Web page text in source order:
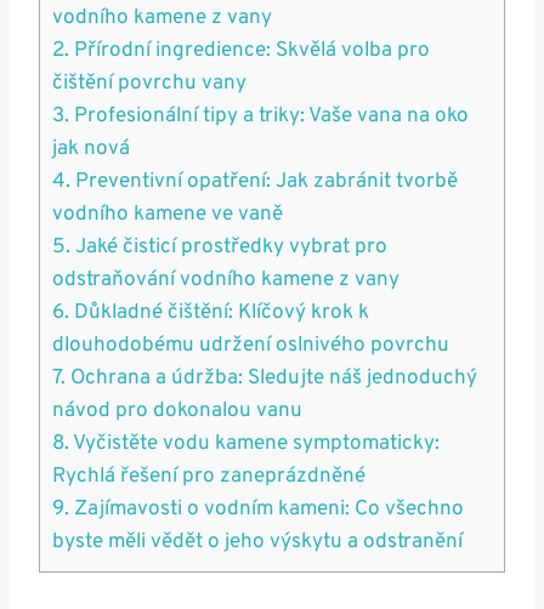
vodního kamene z vany
2. Přírodní ingredience: Skvělá volba pro
čištění povrchu vany
3. Profesionální tipy a triky: Vaše vana na oko
jak nová
4. Preventivní opatření: Jak zabránit tvorbě
vodního kamene ve vaně
5. Jaké čisticí prostředky vybrat pro
odstraňování vodního kamene z vany
6. Důkladné čištění: Klíčový krok k
dlouhodobému udržení oslnivého povrchu
7. Ochrana a údržba: Sledujte náš jednoduchý
návod pro dokonalou vanu
8. Vyčistěte vodu kamene symptomaticky:
Rychlá řešení pro zaneprázdněné
9. Zajímavosti o vodním kameni: Co všechno
byste měli vědět o jeho výskytu a odstranění